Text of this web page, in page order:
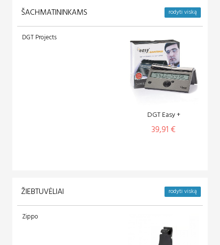
speck
Victorinox
ŠACHMATININKAMS rodyti viską
DGT Easy +
39,91 €
DGT Projects
ŽIEBTUVĖLIAI rodyti viską
Zippo